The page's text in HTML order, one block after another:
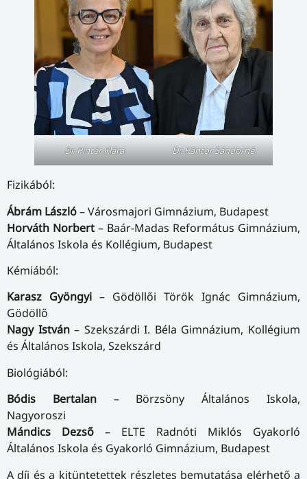
Dr. Pintér Klára Dr. Kántor Sándorné
Fizikából:
Ábrám László– Városmajori Gimnázium, Budapest
Horváth Norbert – Baár-Madas Református Gimnázium,
Általános Iskola és Kollégium, Budapest
Kémiából:
Karasz Gyöngyi – Gödöllői Török Ignác Gimnázium,
Gödöllő
Nagy István– Szekszárdi I. Béla Gimnázium, Kollégium
és Általános Iskola, Szekszárd
Biológiából:
Bódis Bertalan– Börzsöny Általános Iskola,
Nagyoroszi
Mándics Dezső – ELTE Radnóti Miklós Gyakorló
Általános Iskola és Gyakorló Gimnázium, Budapest
A díj és a kitüntetettek részletes bemutatása elérhető a